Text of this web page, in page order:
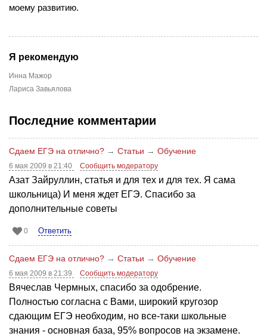
моему развитию.
Я рекомендую
Инна Мажор
Лариса Завьялова
Последние комментарии
Сдаем ЕГЭ на отлично? → Статьи → Обучение
6 мая 2009 в 21:40 Сообщить модератору
Азат Зайруллин, статья и для тех и для тех. Я сама
школьница) И меня ждет ЕГЭ. Спасибо за
дополнительные советы
0 Ответить
Сдаем ЕГЭ на отлично? → Статьи → Обучение
6 мая 2009 в 21:39 Сообщить модератору
Вячеслав Чермных, спасибо за одобрение.
Полностью согласна с Вами, широкий кругозор
сдающим ЕГЭ необходим, но все-таки школьные
знания - основная база, 95% вопросов на экзамене.